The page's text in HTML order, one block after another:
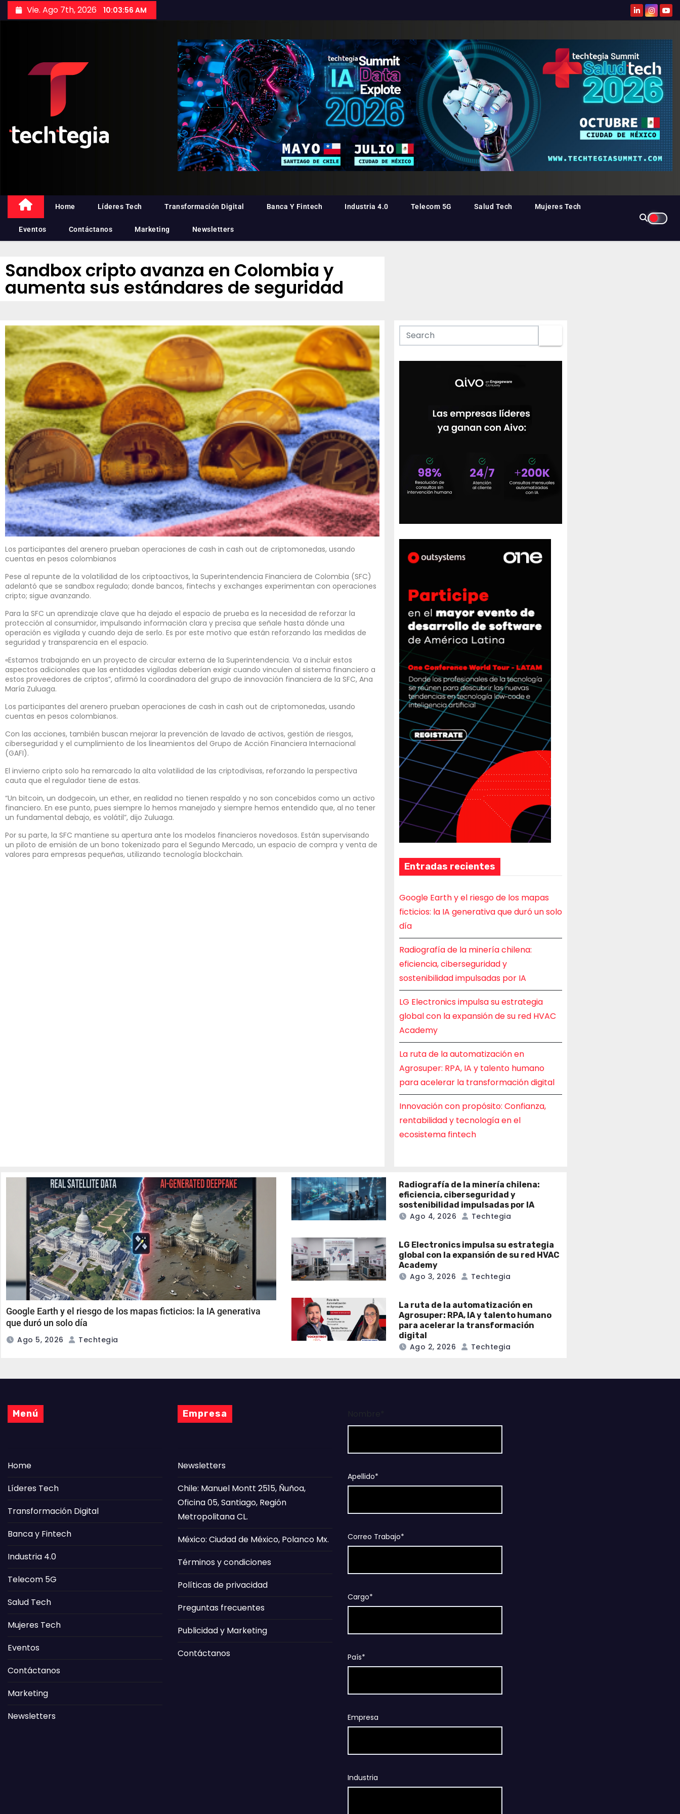
Vie. Ago 7th, 2026 10:03:57 AM
Home Líderes Tech Transformación Digital Banca Y Fintech Industria 4.0 Telecom 5G Salud Tech Mujeres Tech
Eventos Contáctanos Marketing Newsletters
Sandbox cripto avanza en Colombia y
aumenta sus estándares de seguridad
Los participantes del arenero prueban operaciones de cash in cash out de criptomonedas, usando
cuentas en pesos colombianos
Pese al repunte de la volatilidad de los criptoactivos, la Superintendencia Financiera de Colombia (SFC)
adelantó que se sandbox regulado; donde bancos, fintechs y exchanges experimentan con operaciones
cripto; sigue avanzando.
Para la SFC un aprendizaje clave que ha dejado el espacio de prueba es la necesidad de reforzar la
protección al consumidor, impulsando información clara y precisa que señale hasta dónde una
operación es vigilada y cuando deja de serlo. Es por este motivo que están reforzando las medidas de
seguridad y transparencia en el espacio.
«Estamos trabajando en un proyecto de circular externa de la Superintendencia. Va a incluir estos
aspectos adicionales que las entidades vigiladas deberían exigir cuando vinculen al sistema financiero a
estos proveedores de criptos”, afirmó la coordinadora del grupo de innovación financiera de la SFC, Ana
María Zuluaga.
Los participantes del arenero prueban operaciones de cash in cash out de criptomonedas, usando
cuentas en pesos colombianos.
Con las acciones, también buscan mejorar la prevención de lavado de activos, gestión de riesgos,
ciberseguridad y el cumplimiento de los lineamientos del Grupo de Acción Financiera Internacional
(GAFI).
El invierno cripto solo ha remarcado la alta volatilidad de las criptodivisas, reforzando la perspectiva
cauta que el regulador tiene de estas.
“Un bitcoin, un dodgecoin, un ether, en realidad no tienen respaldo y no son concebidos como un activo
financiero. En ese punto, pues siempre lo hemos manejado y siempre hemos entendido que, al no tener
un fundamental debajo, es volátil”, dijo Zuluaga.
Por su parte, la SFC mantiene su apertura ante los modelos financieros novedosos. Están supervisando
un piloto de emisión de un bono tokenizado para el Segundo Mercado, un espacio de compra y venta de
valores para empresas pequeñas, utilizando tecnología blockchain.
Entradas recientes
Google Earth y el riesgo de los mapas
ficticios: la IA generativa que duró un solo
día
Radiografía de la minería chilena:
eficiencia, ciberseguridad y
sostenibilidad impulsadas por IA
LG Electronics impulsa su estrategia
global con la expansión de su red HVAC
Academy
La ruta de la automatización en
Agrosuper: RPA, IA y talento humano
para acelerar la transformación digital
Innovación con propósito: Confianza,
rentabilidad y tecnología en el
ecosistema fintech
Google Earth y el riesgo de los mapas ficticios: la IA generativa
que duró un solo día
Ago 5, 2026 Techtegia
Radiografía de la minería chilena:
eficiencia, ciberseguridad y
sostenibilidad impulsadas por IA
Ago 4, 2026 Techtegia
LG Electronics impulsa su estrategia
global con la expansión de su red HVAC
Academy
Ago 3, 2026 Techtegia
La ruta de la automatización en
Agrosuper: RPA, IA y talento humano
para acelerar la transformación
digital
Ago 2, 2026 Techtegia
Menú
Home
Líderes Tech
Transformación Digital
Banca y Fintech
Industria 4.0
Telecom 5G
Salud Tech
Mujeres Tech
Eventos
Contáctanos
Marketing
Newsletters
Empresa
Newsletters
Chile: Manuel Montt 2515, Ñuñoa,
Oficina 05, Santiago, Región
Metropolitana CL.
México: Ciudad de México, Polanco Mx.
Términos y condiciones
Políticas de privacidad
Preguntas frecuentes
Publicidad y Marketing
Contáctanos
Apellido*
Correo Trabajo*
Cargo*
País*
Empresa
Industria